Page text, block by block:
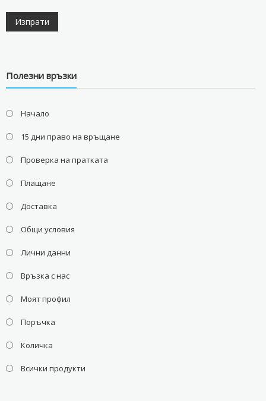
Полезни връзки
Начало
15 дни право на връщане
Проверка на пратката
Плащане
Доставка
Общи условия
Лични данни
Връзка с нас
Моят профил
Поръчка
Количка
Всички продукти